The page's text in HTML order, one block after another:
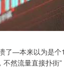
了—本来以为是
然流量直接扑街
39.68